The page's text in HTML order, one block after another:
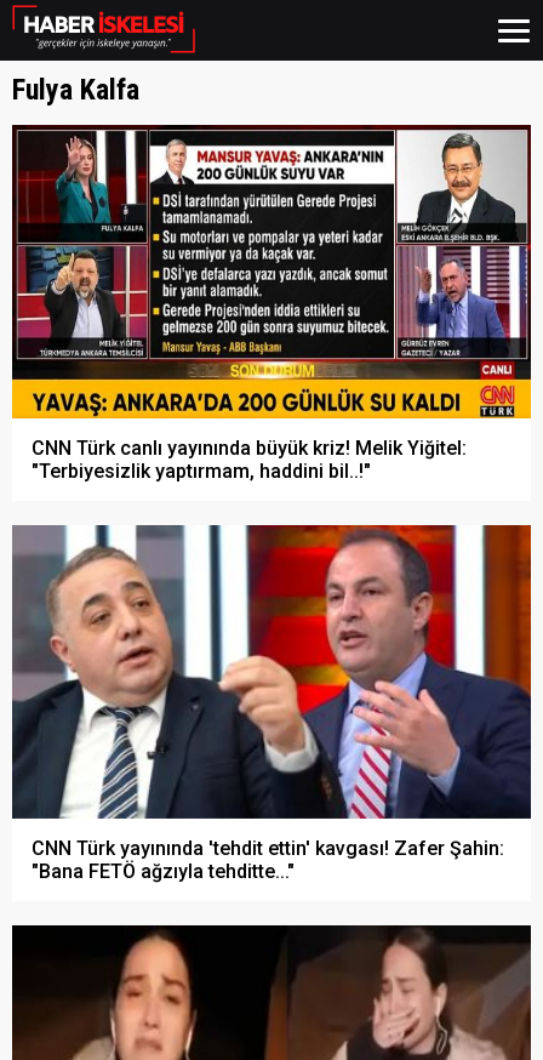
Fulya Kalfa
CNN Türk canlı yayınında büyük kriz! Melik Yiğitel:
"Terbiyesizlik yaptırmam, haddini bil..!"
CNN Türk yayınında 'tehdit ettin' kavgası! Zafer Şahin:
"Bana FETÖ ağzıyla tehditte..."